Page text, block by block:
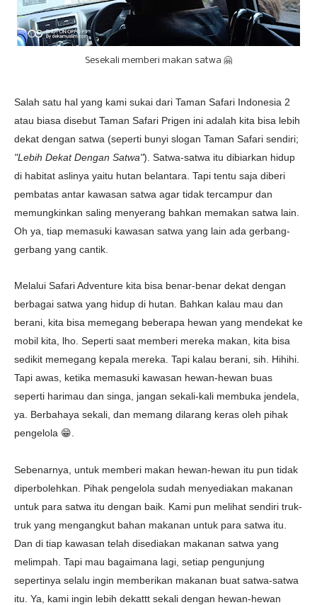
Sesekali memberi makan satwa 🤗
Salah satu hal yang kami sukai dari Taman Safari Indonesia 2
atau biasa disebut Taman Safari Prigen ini adalah kita bisa lebih
dekat dengan satwa (seperti bunyi slogan Taman Safari sendiri;
"Lebih Dekat Dengan Satwa"). Satwa-satwa itu dibiarkan hidup
di habitat aslinya yaitu hutan belantara. Tapi tentu saja diberi
pembatas antar kawasan satwa agar tidak tercampur dan
memungkinkan saling menyerang bahkan memakan satwa lain.
Oh ya, tiap memasuki kawasan satwa yang lain ada gerbang-
gerbang yang cantik.
Melalui Safari Adventure kita bisa benar-benar dekat dengan
berbagai satwa yang hidup di hutan. Bahkan kalau mau dan
berani, kita bisa memegang beberapa hewan yang mendekat ke
mobil kita, lho. Seperti saat memberi mereka makan, kita bisa
sedikit memegang kepala mereka. Tapi kalau berani, sih. Hihihi.
Tapi awas, ketika memasuki kawasan hewan-hewan buas
seperti harimau dan singa, jangan sekali-kali membuka jendela,
ya. Berbahaya sekali, dan memang dilarang keras oleh pihak
pengelola 😁.
Sebenarnya, untuk memberi makan hewan-hewan itu pun tidak
diperbolehkan. Pihak pengelola sudah menyediakan makanan
untuk para satwa itu dengan baik. Kami pun melihat sendiri truk-
truk yang mengangkut bahan makanan untuk para satwa itu.
Dan di tiap kawasan telah disediakan makanan satwa yang
melimpah. Tapi mau bagaimana lagi, setiap pengunjung
sepertinya selalu ingin memberikan makanan buat satwa-satwa
itu. Ya, kami ingin lebih dekattt sekali dengan hewan-hewan